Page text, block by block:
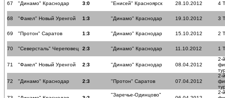
67 "Динамо" Краснодар 3:0 "Енисей" Красноярск 28.10.2012 4
68 "Факел" Новый Уренгой 1:3 "Динамо" Краснодар 19.10.2012 3
69 "Протон" Саратов 1:3 "Динамо" Краснодар 15.10.2012 2
70 "Северсталь" Череповец 2:3 "Динамо" Краснодар 11.10.2012 1
71 "Факел" Новый Уренгой 2:3 "Динамо" Краснодар 08.04.2012
2-й
72
"Динамо" Краснодар 2:3 "Протон" Саратов 07.04.2012
2-й
"Заречье-Одинцово"
2-й